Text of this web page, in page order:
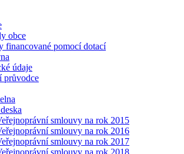
obce
financované pomocí dotací
údaje
průvodce
smlouvy na rok 2015
smlouvy na rok 2016
smlouvy na rok 2017
smlouvy na rok 2018